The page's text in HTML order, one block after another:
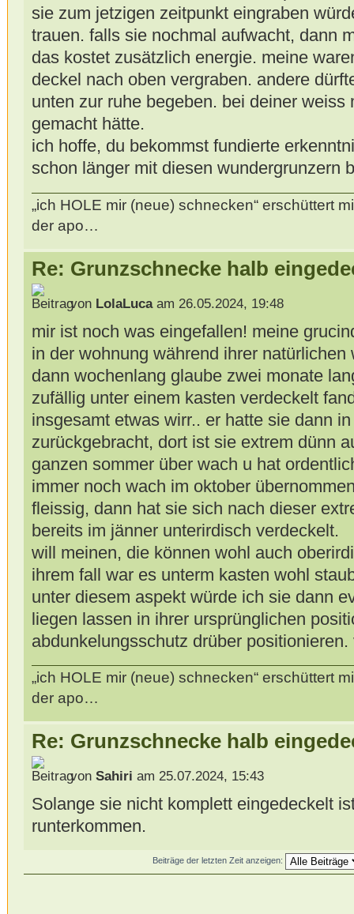
sie zum jetzigen zeitpunkt eingraben
trauen. falls sie nochmal aufwacht, dann
das kostet zusätzlich energie. meine
deckel nach oben vergraben. andere
unten zur ruhe begeben. bei deiner
gemacht hätte.
ich hoffe, du bekommst fundierte
schon länger mit diesen wundergrunzern
„ich HOLE mir (neue) schnecken“ erschüttert
der apo…
Re: Grunzschnecke halb
von LolaLucaam 26.05.2024, 19:48
mir ist noch was eingefallen! meine
in der wohnung während ihrer
dann wochenlang glaube zwei monate
zufällig unter einem kasten verdeckelt
insgesamt etwas wirr.. er hatte sie dann
zurückgebracht, dort ist sie extrem dünn
ganzen sommer über wach u hat
immer noch wach im oktober
fleissig, dann hat sie sich nach dieser
bereits im jänner unterirdisch verdeckelt.
will meinen, die können wohl auch
ihrem fall war es unterm kasten wohl
unter diesem aspekt würde ich sie dann
liegen lassen in ihrer ursprünglichen
abdunkelungsschutz drüber
„ich HOLE mir (neue) schnecken“ erschüttert
der apo…
Re: Grunzschnecke halb
von Sahiri am 25.07.2024, 15:43
Solange sie nicht komplett eingedeckelt
runterkommen.
Beiträge der letzten Zeit anzeigen: